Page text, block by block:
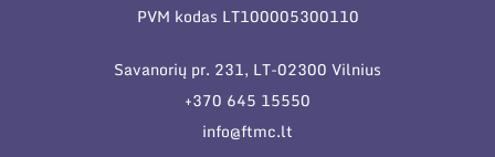
PVM kodas LT100005300110
Savanorių pr. 231, LT-02300 Vilnius
+370 645 15550
info@ftmc.lt